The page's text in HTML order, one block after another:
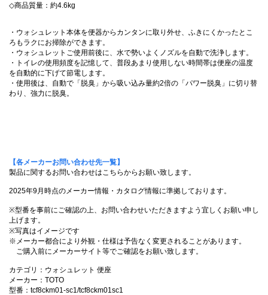
◇商品質量：約4.6kg
・ウォシュレット本体を便器からカンタンに取り外せ、ふきにくかったとこ
ろもラクにお掃除ができます。
・ウォシュレットご使用前後に、水で勢いよくノズルを自動で洗浄します。
・トイレの使用頻度を記憶して、普段あまり使用しない時間帯は便座の温度
を自動的に下げて節電します。
・使用後は、自動で「脱臭」から吸い込み量約2倍の「パワー脱臭」に切り替
わり、強力に脱臭。
【各メーカーお問い合わせ先一覧】
製品に関するお問い合わせはこちらからお願い致します。
2025年9月時点のメーカー情報・カタログ情報に準拠しております。
※型番を事前にご確認の上、お問い合わせいただきますよう宜しくお願い申し
上げます。
※写真はイメージです
※メーカー都合により外観・仕様は予告なく変更されることがあります。
ご購入前にメーカーサイト等でご確認をお願い致します。
カテゴリ：ウォシュレット 便座
メーカー：TOTO
型番：tcf8ckm01-sc1/tcf8ckm01sc1